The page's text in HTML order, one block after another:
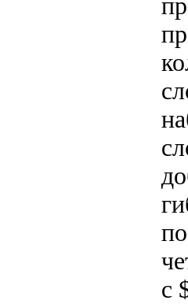
с